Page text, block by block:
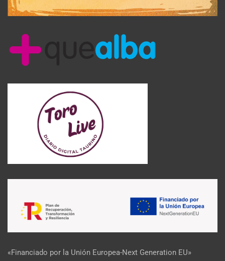
«Financiado por la Unión Europea-Next Generation EU»